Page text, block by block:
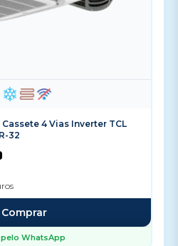
4 Vias Inverter TCL
32
Comprar
WhatsApp